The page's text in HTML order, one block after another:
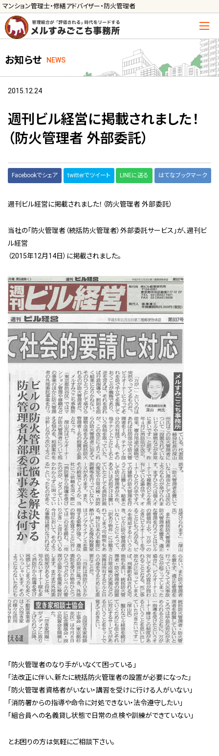
マンション管理士・修繕アドバイザー・防火管理者
お知らせ NEWS
2015.12.24
週刊ビル経営に掲載されました！
（防火管理者 外部委託）
Facebookでシェア twitterでツイート LINEに送る はてなブックマーク
週刊ビル経営に掲載されました！（防火管理者 外部委託）
当社の「防火管理者（統括防火管理者）外部委託サービス」が、週刊ビ
ル経営
（2015年12月14日）に掲載されました。
｢防火管理者のなり手がいなくて困っている｣
｢法改正に伴い、新たに統括防火管理者の設置が必要になった｣
｢防火管理者資格者がいない・講習を受けに行ける人がいない｣
｢消防署からの指導や命令に対処できない・法令遵守したい｣
｢組合員への名義貸し状態で日常の点検や訓練ができていない｣
とお困りの方は気軽にご相談下さい。
管理士の活用方法
ご利用の流れ »
サービス一覧
メルの理事会アドバイザー »
新人管理士顧問サービス
長期修繕カウンセリングサービス »
大規模修繕のご意見番 »
メルの防火管理者
無料よろづ相談
会社案内
会社概要
代表挨拶 »
経営理念 »
スタッフ紹介 »
実績・お客様の声
よくあるご質問
コラム